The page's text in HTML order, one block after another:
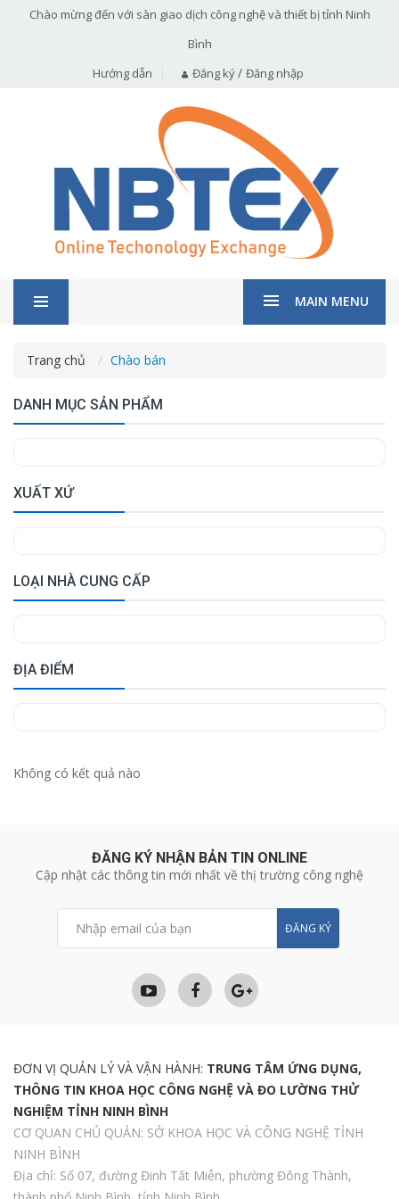
Chào mừng đến với sàn giao dịch công nghệ và thiết bị tỉnh Ninh
Bình
Hướng dẫn
Đăng ký/ Đăng nhập
MAIN MENU
Trang chủ Chào bán
DANH MỤC SẢN PHẨM
XUẤT XỨ
LOẠI NHÀ CUNG CẤP
ĐỊA ĐIỂM
Không có kết quả nào
ĐĂNG KÝ NHẬN BẢN TIN ONLINE
Cập nhật các thông tin mới nhất về thị trường công nghệ
ĐĂNG KÝ
ĐƠN VỊ QUẢN LÝ VÀ VẬN HÀNH: TRUNG TÂM ỨNG DỤNG,
THÔNG TIN KHOA HỌC CÔNG NGHỆ VÀ ĐO LƯỜNG THỬ
NGHIỆM TỈNH NINH BÌNH
CƠ QUAN CHỦ QUẢN: SỞ KHOA HỌC VÀ CÔNG NGHỆ TỈNH
NINH BÌNH
Địa chỉ: Số 07, đường Đinh Tất Miễn, phường Đông Thành,